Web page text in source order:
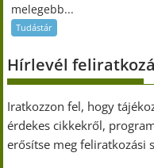
melegebb...
Tudástár
Hírlevél
Iratkozzon fel, hogy
érdekes cikkekről,
erősítse meg feliratkozási